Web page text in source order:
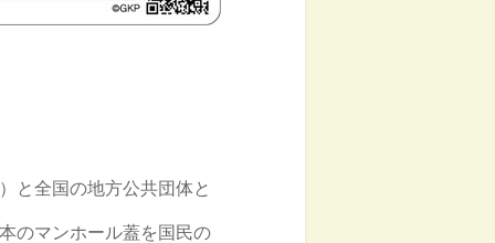
と全国の地方公共団体と
のマンホール蓋を国民の